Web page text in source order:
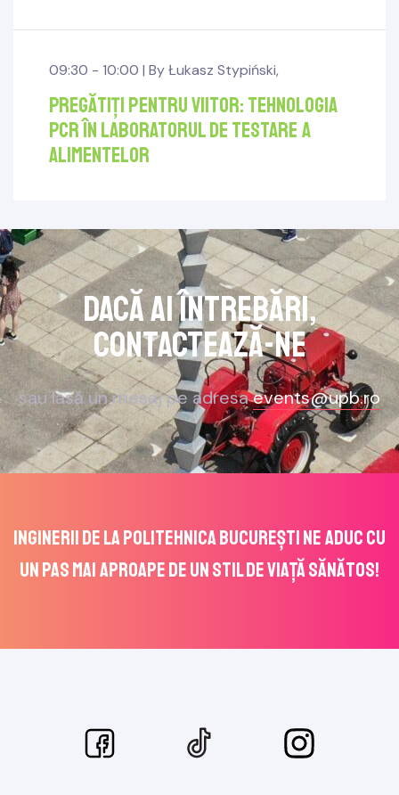
09:30 - 10:00 | ByŁukasz Stypiński,
Pregătiți pentru viitor: tehnologia
PCR în laboratorul de testare a
alimentelor
Dacă ai întrebări,
contactează-ne
sau lasă un mesaj pe adresaevents@upb.ro
Inginerii de la POLITEHNICA București ne aduc cu
un pas mai aproape de un stil de viață sănătos!